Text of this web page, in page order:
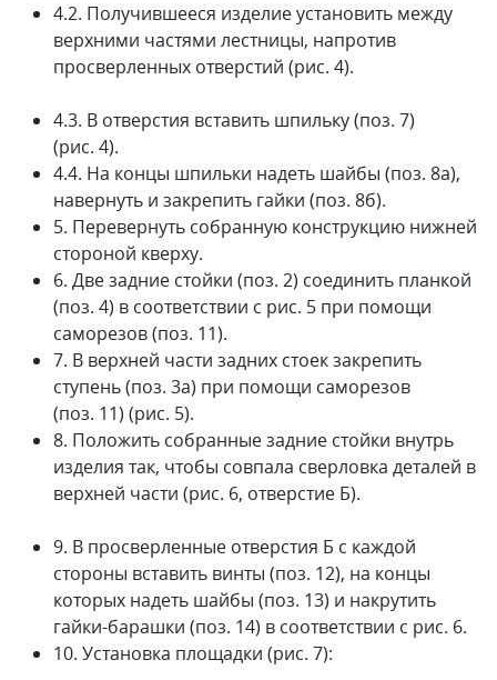
4.2. Получившееся изделие установить между
верх­ними частями лестницы, напротив
просверленных отверстий (рис. 4).
4.3. В отверстия вставить шпильку (поз. 7)
(рис. 4).
4.4. На концы шпильки надеть шайбы (поз. 8а),
навернуть и закрепить гайки (поз. 8б).
5. Перевернуть собранную конструкцию нижней
стороной кверху.
6. Две задние стойки (поз. 2) соединить планкой
(поз. 4) в соответствии с рис. 5 при помощи
саморезов (поз. 11).
7. В верхней части задних стоек закрепить
ступень (поз. 3а) при помощи саморезов
(поз. 11) (рис. 5).
8. Положить собранные задние стойки внутрь
изделия так, чтобы совпала сверловка деталей в
верхней части (рис. 6, отверстие Б).
9. В просверленные отверстия Б с каждой
стороны вставить винты (поз. 12), на концы
которых надеть шайбы (поз. 13) и накрутить
гайки-барашки (поз. 14) в соответствии с рис. 6.
10. Установка площадки (рис. 7):